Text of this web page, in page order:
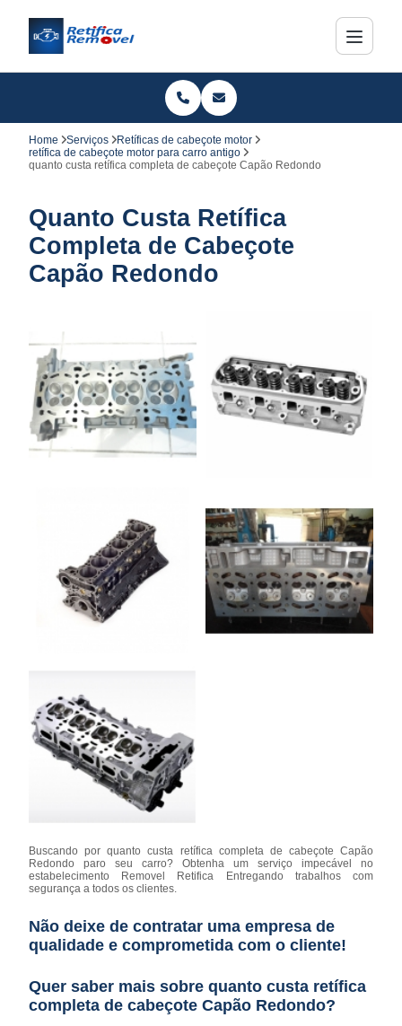
Home Serviços
Retíficas de cabeçote motor
retífica de cabeçote motor para carro antigo
quanto custa retífica completa de cabeçote Capão Redondo
Quanto Custa Retífica
Completa de Cabeçote
Capão Redondo
Buscando por quanto custa retífica completa de cabeçote Capão
Redondo paro seu carro? Obtenha um serviço impecável no
estabelecimento Removel Retifica Entregando trabalhos com
segurança a todos os clientes.
Não deixe de contratar uma empresa de
qualidade e comprometida com o cliente!
Quer saber mais sobre quanto custa retífica
completa de cabeçote Capão Redondo?